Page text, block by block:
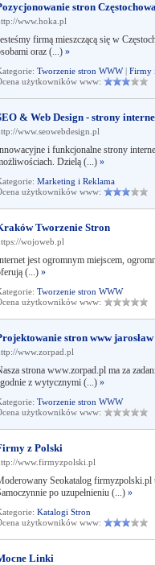
stron
www.hoka.pl
firmą mieszczącą się w
oraz (...) »
Tworzenie stron WWW| Firmy
użytkowników www:
& Web Design - strony
www.seowebdesign.pl
i funkcjonalne strony
Dzielą (...) »
Marketing i Reklama
użytkowników www:
Tworzenie Stron
wojoweb.pl
jest ogromnym miejscem,
(...) »
Tworzenie stron WWW
użytkowników www:
stron www jarosław
www.zorpad.pl
strona www.zorpad.pl ma za
z wytycznymi (...) »
Tworzenie stron WWW
użytkowników www:
z Polski
www.firmyzpolski.pl
Seokatalog
po uzupełnieniu (...) »
Katalogi Stron
użytkowników www:
Linki